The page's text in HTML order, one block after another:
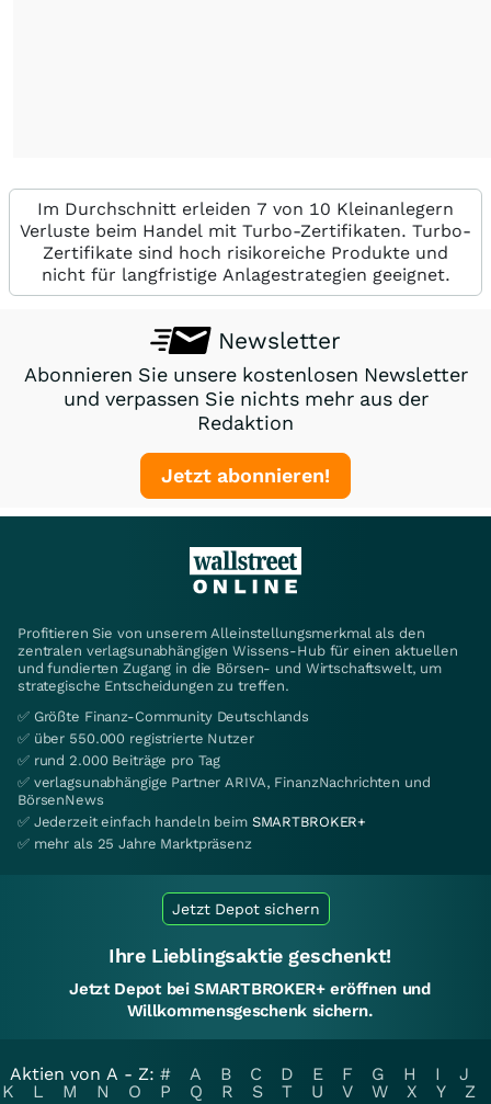
Im Durchschnitt erleiden 7 von 10 Kleinanlegern
Verluste beim Handel mit Turbo-Zertifikaten. Turbo-
Zertifikate sind hoch risikoreiche Produkte und
nicht für langfristige Anlagestrategien geeignet.
Newsletter
Abonnieren Sie unsere kostenlosen Newsletter
und verpassen Sie nichts mehr aus der
Redaktion
Jetzt abonnieren!
Profitieren Sie von unserem Alleinstellungsmerkmal als den
zentralen verlagsunabhängigen Wissens-Hub für einen aktuellen
und fundierten Zugang in die Börsen- und Wirtschaftswelt, um
strategische Entscheidungen zu treffen.
✅ Größte Finanz-Community Deutschlands
✅ über 550.000 registrierte Nutzer
✅ rund 2.000 Beiträge pro Tag
✅ verlagsunabhängige Partner ARIVA, FinanzNachrichten und
BörsenNews
✅ Jederzeit einfach handeln beim SMARTBROKER+
✅ mehr als 25 Jahre Marktpräsenz
Jetzt Depot sichern
Ihre Lieblingsaktie geschenkt!
Jetzt Depot bei SMARTBROKER+ eröffnen und
Willkommensgeschenk sichern.
Aktien von A - Z: # A B C D E F G H I
J
K
L M N O P Q R S T U V W X Y
Z